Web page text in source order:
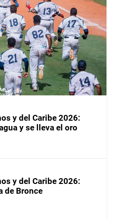
y del Caribe 2026:
y se lleva el oro
y del Caribe 2026:
de Bronce